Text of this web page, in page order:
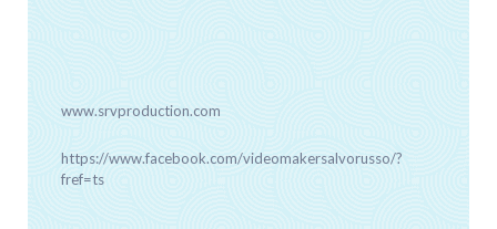
www.srvproduction.com
https://www.facebook.com/videomakersalvorusso/?
fref=ts